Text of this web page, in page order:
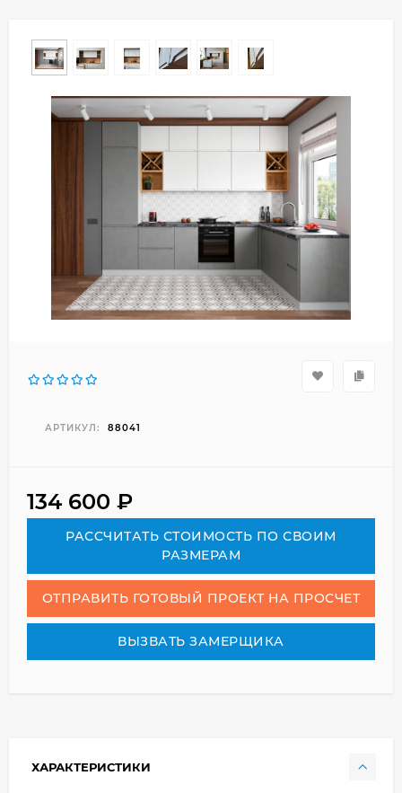
АРТИКУЛ: 88041
134 600 ₽
РАСCЧИТАТЬ СТОИМОСТЬ ПО СВОИМ
РАЗМЕРАМ
ОТПРАВИТЬ ГОТОВЫЙ ПРОЕКТ НА ПРОСЧЕТ
ВЫЗВАТЬ ЗАМЕРЩИКА
ХАРАКТЕРИСТИКИ